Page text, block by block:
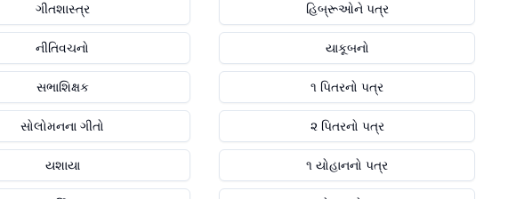
ગીતશાસ્ત્ર
નીતિવચનો
સભાશિક્ષક
સોલોમનના ગીતો
યશાયા
હિબ્રૂઓને પત્ર
યાકૂબનો
૧ પિતરનો પત્ર
૨ પિતરનો પત્ર
૧ યોહાનનો પત્ર